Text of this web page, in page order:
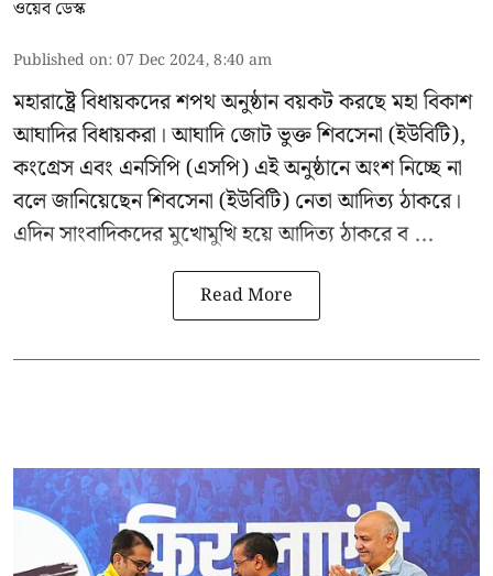
ওয়েব ডেস্ক
Published on:07 Dec 2024, 8:40 am
মহারাষ্ট্রে বিধায়কদের শপথ অনুষ্ঠান বয়কট করছেমহা বিকাশ
আঘাদিরবিধায়করা। আঘাদি জোট ভুক্ত শিবসেনা (ইউবিটি),
কংগ্রেস এবং এনসিপি (এসপি) এই অনুষ্ঠানে অংশ নিচ্ছে না
বলে জানিয়েছেন শিবসেনা (ইউবিটি) নেতা আদিত্য ঠাকরে।
এদিন সাংবাদিকদের মুখোমুখি হয়েআদিত্য ঠাকরেব ...
Read More